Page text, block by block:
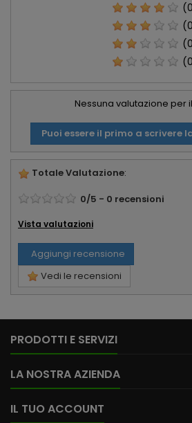
Nessuna valutazione per
Puoi essere il primo a scrivere
Totale Valutazione:
0/5 - 0 recensioni
Vista valutazioni
Aggiungi recensione
Vedi le recensioni
PRODOTTI E SERVIZI
LA NOSTRA AZIENDA
IL TUO ACCOUNT